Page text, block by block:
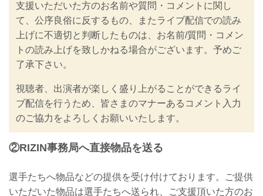
支援いただいた方のお名前や質問・コメントに関し
て、公序良俗に反するもの、またライブ配信での読み
上げに不適切と判断したものは、お名前/質問・コメン
トの読み上げを致しかねる場合がございます。予めご
了承下さい。
視聴者、出演者が楽しく盛り上がることができるライ
ブ配信を行うため、皆さまのマナーあるコメント入力
のご協力をよろしくお願いいたします。
②RIZIN事務局へ直接物品を送る
選手たちへ物品などの提供を受け付けております。ご提供
いただいた物品は選手たちへ送られ、ご支援頂いた方のお